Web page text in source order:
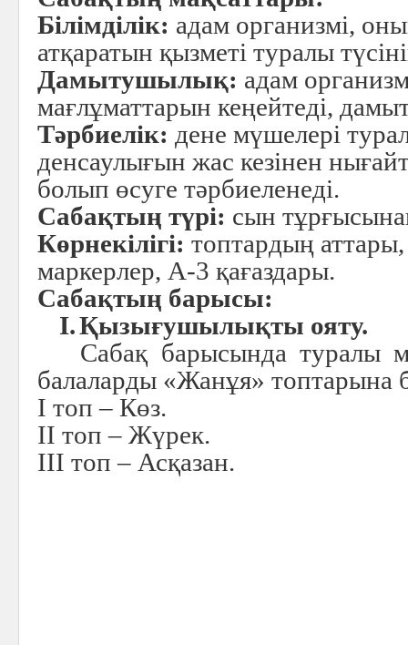
Білімділік: aдам организмі,
атқаратын қызметі туралы
Дамытушылық: aдам
мағлұматтарын кеңейтеді,
Тәрбиелік: дене мүшелері
денсаулығын жас кезінен
болып өсуге тәрбиеленеді.
Сабақтың түрі: сын
Көрнекілігі: топтардың
маркерлер, А-3 қағаздары.
Сабақтың барысы:
I.Қызығушылықты ояту.
Сабақ барысында туралы
балаларды «Жанұя» топтарына
I топ – Көз.
II топ – Жүрек.
III топ – Асқазан.